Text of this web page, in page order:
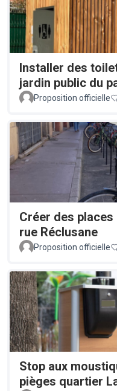
Installer des
jardin public du
Proposition officielle
Créer des
rue Réclusane
Proposition officielle
Stop aux
pièges quartier